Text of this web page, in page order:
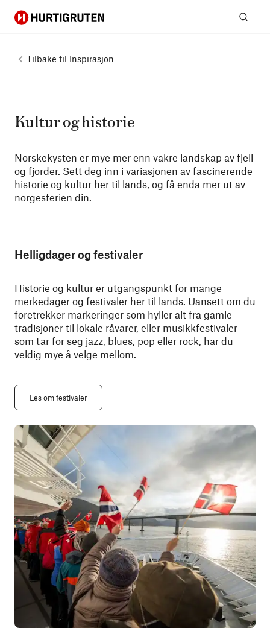
Hurtigruten
Tilbake til Inspirasjon
Kultur og historie
Norskekysten er mye mer enn vakre landskap av fjell
og fjorder. Sett deg inn i variasjonen av fascinerende
historie og kultur her til lands, og få enda mer ut av
norgesferien din.
Helligdager og festivaler
Historie og kultur er utgangspunkt for mange
merkedager og festivaler her til lands. Uansett om du
foretrekker markeringer som hyller alt fra gamle
tradisjoner til lokale råvarer, eller musikkfestivaler
som tar for seg jazz, blues, pop eller rock, har du
veldig mye å velge mellom.
Les om festivaler